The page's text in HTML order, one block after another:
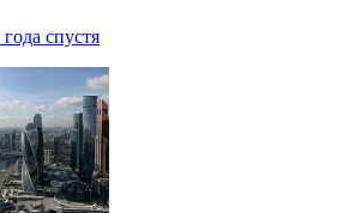
года спустя